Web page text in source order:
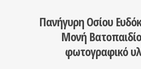
Πανήγυρη Οσίου
Μονή
φωτογραφικό